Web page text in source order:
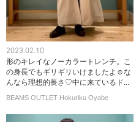
2023.02.10
形のキレイなノーカラートレンチ。こ
の身長でもギリギリいけましたよ☺︎な
んなら理想的長さ♡中に来ているド...
BEAMS OUTLET Hokuriku Oyabe